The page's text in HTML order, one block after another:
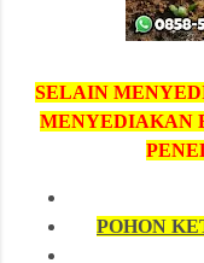
SELAIN
MENYEDIAKAN
POHON